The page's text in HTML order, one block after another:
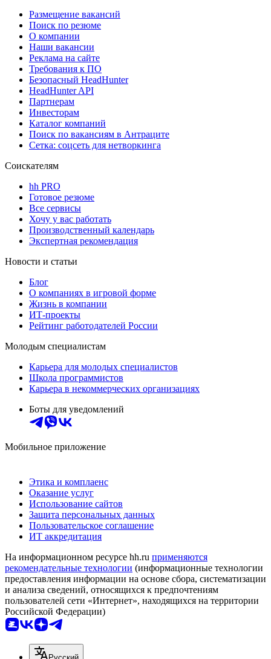
Размещение вакансий
Поиск по резюме
О компании
Наши вакансии
Реклама на сайте
Требования к ПО
Безопасный HeadHunter
HeadHunter API
Партнерам
Инвесторам
Каталог компаний
Поиск по вакансиям в Антраците
Сетка: соцсеть для нетворкинга
Соискателям
hh PRO
Готовое резюме
Все сервисы
Хочу у вас работать
Производственный календарь
Экспертная рекомендация
Новости и статьи
Блог
О компаниях в игровой форме
Жизнь в компании
ИТ-проекты
Рейтинг работодателей России
Молодым специалистам
Карьера для молодых специалистов
Школа программистов
Карьера в некоммерческих организациях
Боты для уведомлений
Мобильное приложение
Этика и комплаенс
Оказание услуг
Использование сайтов
Защита персональных данных
Пользовательское соглашение
ИТ аккредитация
На информационном ресурсе hh.ru применяются
рекомендательные технологии (информационные технологии
предоставления информации на основе сбора, систематизации
и анализа сведений, относящихся к предпочтениям
пользователей сети «Интернет», находящихся на территории
Российской Федерации)